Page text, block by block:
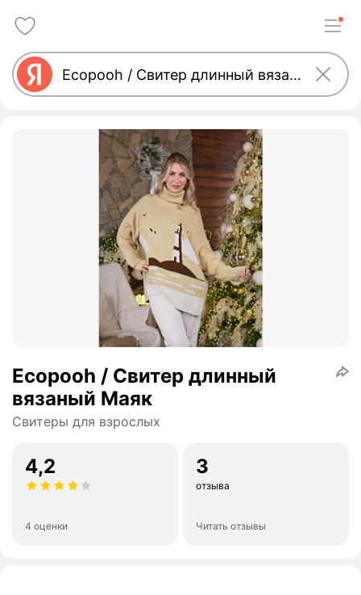
Ecopooh / Свитер длинный
вязаный Маяк
Свитеры для взрослых
4,2
4 оценки
3
отзыва
Читать отзывы